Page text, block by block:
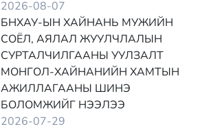
2026-08-07
БНХАУ-ЫН ХАЙНАНЬ МУЖИЙН
СОЁЛ, АЯЛАЛ ЖУУЛЧЛАЛЫН
СУРТАЛЧИЛГААНЫ УУЛЗАЛТ
МОНГОЛ-ХАЙНАНИЙН ХАМТЫН
АЖИЛЛАГААНЫ ШИНЭ
БОЛОМЖИЙГ НЭЭЛЭЭ
2026-07-29